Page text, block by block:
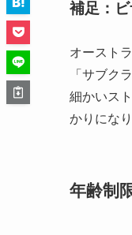
補足：
オースト
「サブク
細かいス
かりになり
年齢制